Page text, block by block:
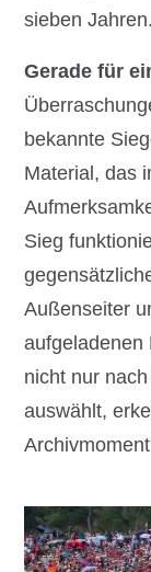
sieben Jahren.
Gerade für
bekannte
Material, das
Sieg
Außenseiter
aufgeladenen
nicht nur
auswählt,